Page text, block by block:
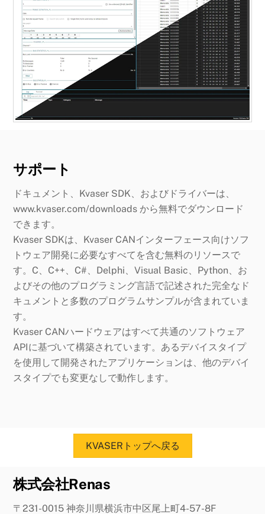
サポート
ドキュメント、Kvaser SDK、およびドライバーは、
www.kvaser.com/downloads から無料でダウンロード
できます。
Kvaser SDKは、Kvaser CANインターフェース向けソフ
トウェア開発に必要なすべてを含む無料のリソースで
す。C、C++、C#、Delphi、Visual Basic、Python、お
よびその他のプログラミング言語で記述された完全なド
キュメントと多数のプログラムサンプルが含まれていま
す。
Kvaser CANハードウェアはすべて共通のソフトウェア
APIに基づいて構築されています。あるデバイスタイプ
を使用して開発されたアプリケーションは、他のデバイ
スタイプでも変更なしで動作します。
KVASERトップへ戻る
株式会社Renas
〒231-0015 神奈川県横浜市中区尾上町4-57-8F